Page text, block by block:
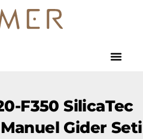
F350 SilicaTec
Gider Seti